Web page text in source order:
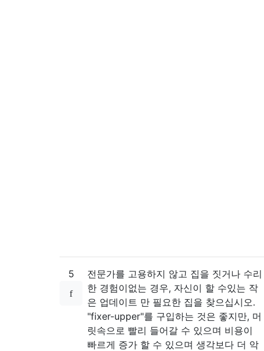
5
전문가를 고용하지 않고 집을 짓거나 수리
한 경험이없는 경우, 자신이 할 수있는 작
은 업데이트 만 필요한 집을 찾으십시오.
"fixer-upper"를 구입하는 것은 좋지만, 머
릿속으로 빨리 들어갈 수 있으며 비용이
빠르게 증가 할 수 있으며 생각보다 더 악